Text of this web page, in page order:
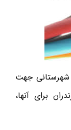
شهرستانی جهت
برای آنها،